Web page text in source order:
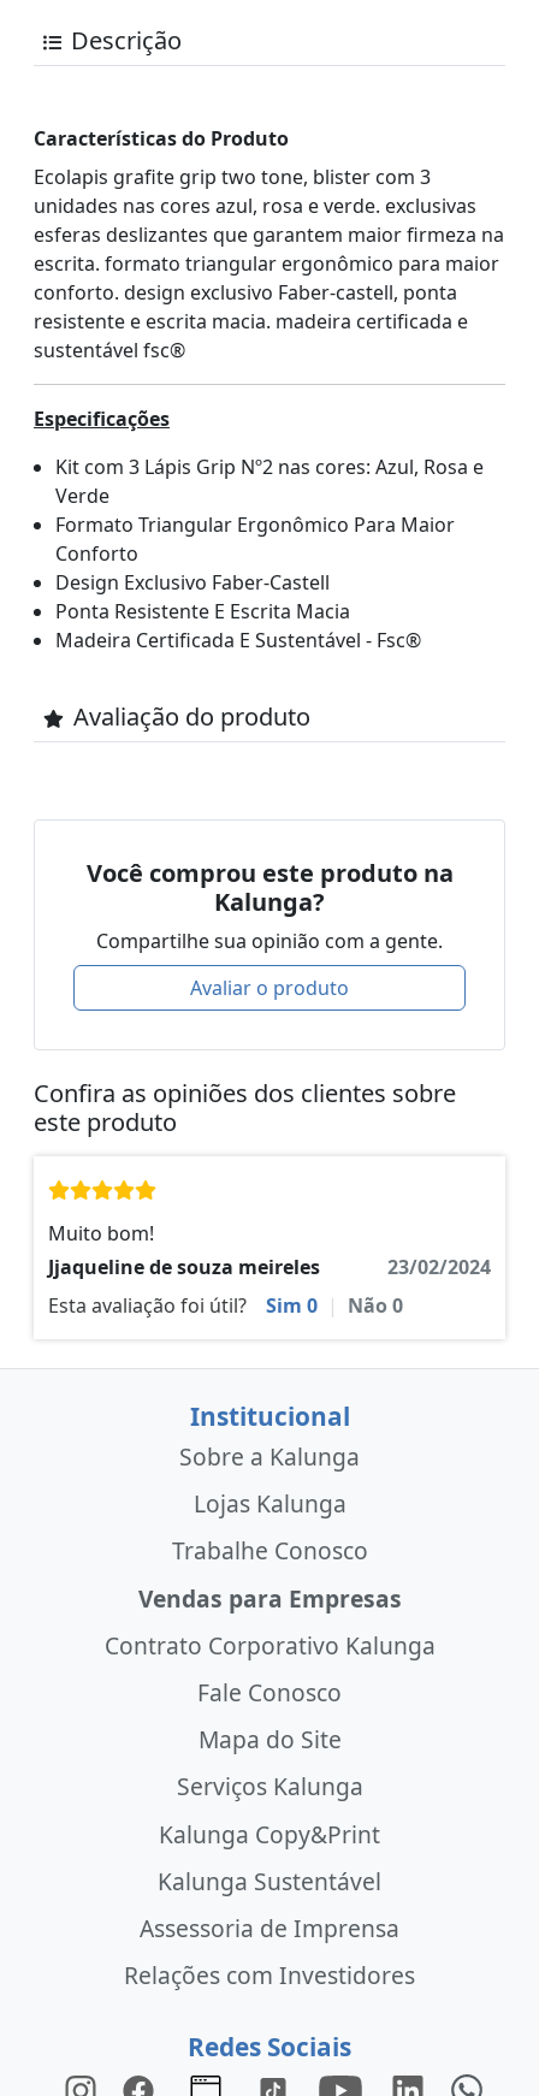
Descrição
Características do Produto
Ecolapis grafite grip two tone, blister com 3
unidades nas cores azul, rosa e verde. exclusivas
esferas deslizantes que garantem maior firmeza na
escrita. formato triangular ergonômico para maior
conforto. design exclusivo Faber-castell, ponta
resistente e escrita macia. madeira certificada e
sustentável fsc®
Especificações
Kit com 3 Lápis Grip Nº2 nas cores: Azul, Rosa e
Verde
Formato Triangular Ergonômico Para Maior
Conforto
Design Exclusivo Faber-Castell
Ponta Resistente E Escrita Macia
Madeira Certificada E Sustentável - Fsc®
Avaliação do produto
Você comprou este produto na
Kalunga?
Compartilhe sua opinião com a gente.
Avaliar o produto
Confira as opiniões dos clientes sobre
este produto
Muito bom!
Jjaqueline de souza meireles
23/02/2024
Esta avaliação foi útil?
Sim 0 | Não0
Institucional
Sobre a Kalunga
Lojas Kalunga
Trabalhe Conosco
Vendas para Empresas
Contrato Corporativo Kalunga
Fale Conosco
Mapa do Site
Serviços Kalunga
Kalunga Copy&Print
Kalunga Sustentável
Assessoria de Imprensa
Relações com Investidores
Redes Sociais